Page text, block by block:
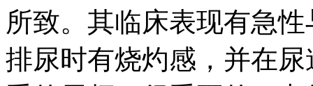
所致。其临床表现有急
排尿时有烧灼感，并在